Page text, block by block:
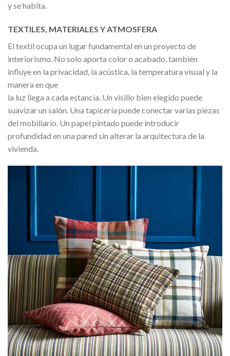
y se habita.
TEXTILES, MATERIALES Y ATMOSFERA
El textil ocupa un lugar fundamental en un proyecto de
interiorismo. No solo aporta color o acabado, también
influye en la privacidad, la acústica, la temperatura visual y la
manera en que
la luz llega a cada estancia. Un visillo bien elegido puede
suavizar un salón. Una tapicería puede conectar varias piezas
del mobiliario. Un papel pintado puede introducir
profundidad en una pared sin alterar la arquitectura de la
vivienda.